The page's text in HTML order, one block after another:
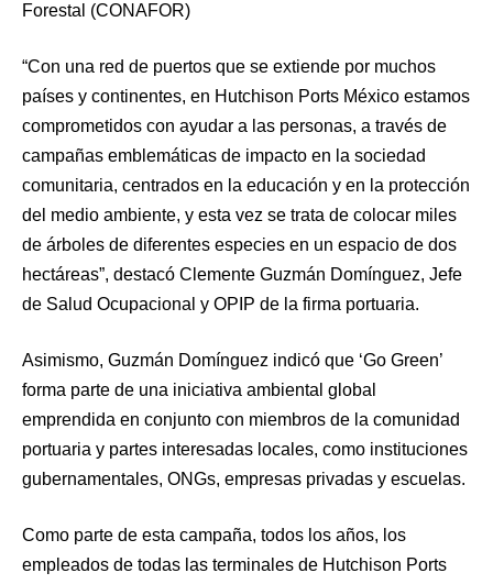
Forestal (CONAFOR)
“Con una red de puertos que se extiende por muchos
países y continentes, en Hutchison Ports México estamos
comprometidos con ayudar a las personas, a través de
campañas emblemáticas de impacto en la sociedad
comunitaria, centrados en la educación y en la protección
del medio ambiente, y esta vez se trata de colocar miles
de árboles de diferentes especies en un espacio de dos
hectáreas”, destacó Clemente Guzmán Domínguez, Jefe
de Salud Ocupacional y OPIP de la firma portuaria.
Asimismo, Guzmán Domínguez indicó que ‘Go Green’
forma parte de una iniciativa ambiental global
emprendida en conjunto con miembros de la comunidad
portuaria y partes interesadas locales, como instituciones
gubernamentales, ONGs, empresas privadas y escuelas.
Como parte de esta campaña, todos los años, los
empleados de todas las terminales de Hutchison Ports